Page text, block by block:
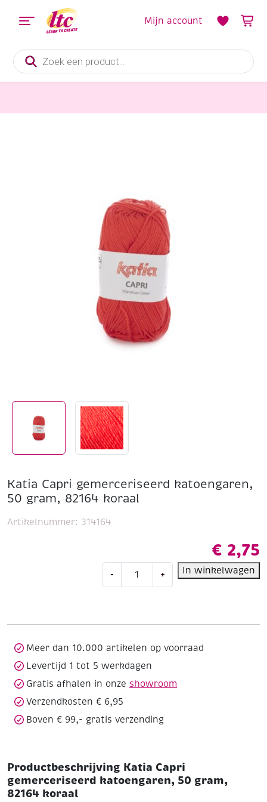
Producten
zoeken
Mijn account
Katia Capri gemerceriseerd katoengaren,
50 gram, 82164 koraal
€ 2,75
-
82164
+ In winkelwagen
Artikelnummer: 314164
Meer dan 10.000 artikelen op voorraad
Levertijd 1 tot 5 werkdagen
Gratis afhalen in onze showroom
Verzendkosten € 6,95
Boven € 99,- gratis verzending
Productbeschrijving Katia Capri
gemerceriseerd katoengaren, 50 gram,
82164 koraal